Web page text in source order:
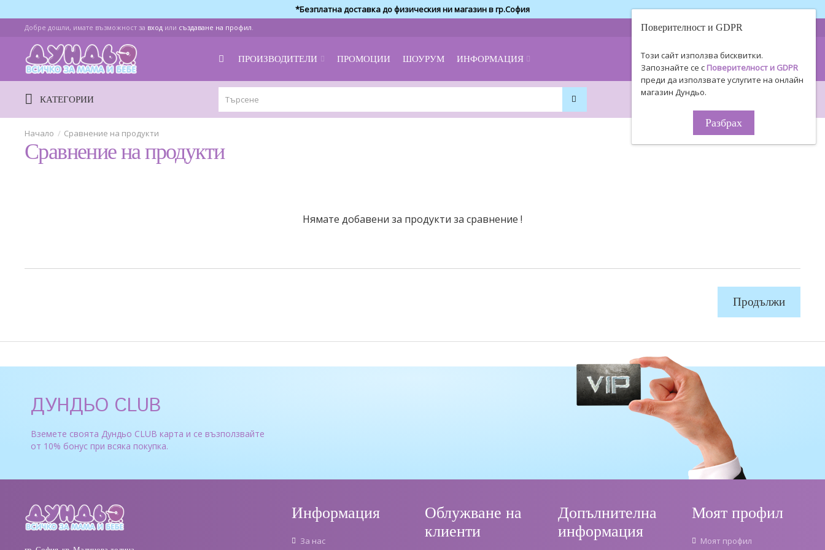
Поверителност и GDPR
Този сайт използва бисквитки.
Запознайте се с Поверителност и GDPR
преди да използвате услугите на онлайн
магазин Дундьо.
Разбрах
*Безплатна доставка до физическия ни магазин в гр.София
Добре дошли, имате възможност за вход или създаване на профил.
ПРОИЗВОДИТЕЛИ ПРОМОЦИИ ШОУРУМ ИНФОРМАЦИЯ
0893 494 506
0895 450 154 за поръчки!
КАТЕГОРИИ
Сравнение на продукти
Сравнение на продукти
Нямате добавени за продукти за сравнение !
Продължи
ДУНДЬО CLUB
Вземете своята Дундьо CLUB карта и се възползвайте
от 10% бонус при всяка покупка.
Информация
За нас
Облужване на
клиенти
Допълнителна
информация
Моят профил
Моят профил